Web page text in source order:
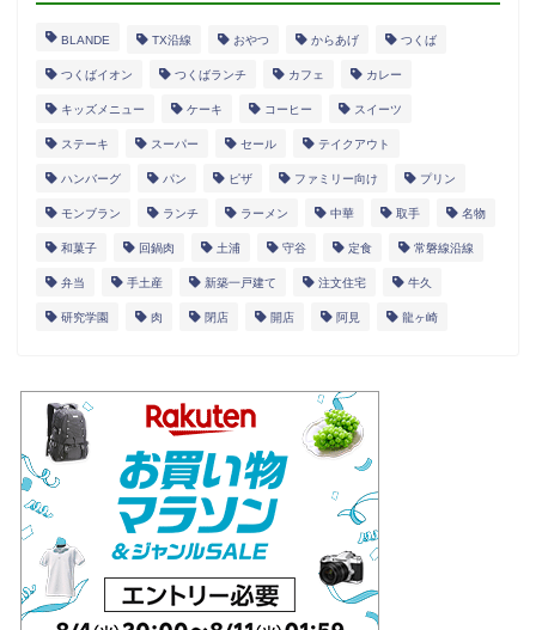
BLANDE TX沿線 おやつ からあげ つくば
つくばイオン つくばランチ カフェ カレー
キッズメニュー ケーキ コーヒー スイーツ
ステーキ スーパー セール テイクアウト
ハンバーグ パン ピザ ファミリー向け プリン
モンブラン ランチ ラーメン 中華 取手 名物
和菓子 回鍋肉 土浦 守谷 定食 常磐線沿線
弁当 手土産 新築一戸建て 注文住宅 牛久
研究学園 肉 閉店 開店 阿見 龍ヶ崎